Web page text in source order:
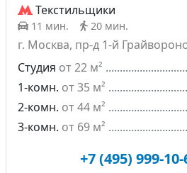
Текстильщики
11 мин. 20 мин.
г. Москва, пр-д 1-й
Студия от 22 м²
1-комн. от 35 м²
2-комн. от 44 м²
3-комн. от 69 м²
+7 (495) 999-10-